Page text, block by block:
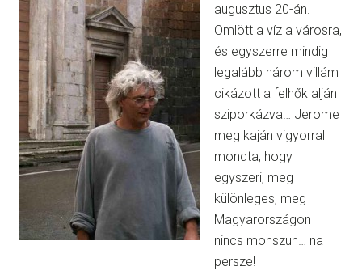
augusztus 20-án.
Ömlött a víz a városra,
és egyszerre mindig
legalább három villám
cikázott a felhők alján
sziporkázva… Jerome
meg kaján vigyorral
mondta, hogy
egyszeri, meg
különleges, meg
Magyarországon
nincs monszun… na
persze!